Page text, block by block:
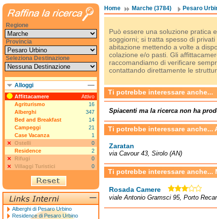
Home Marche (3784) Pesaro
Può essere una soluzione pratica
soggiorni; si tratta spesso di
abitazione mettendo a volte a
colazione e/o pasti. Gli
raccomandiamo di verificare
contattando direttamente le
Ti potrebbe interessare anche...
Spiacenti ma la ricerca non ha
Ti potrebbe interessare anche...
Zaratan
via Cavour 43, Sirolo (AN)
Ti potrebbe interessare anche...
Rosada Camere
viale Antonio Gramsci 95, Porto
Regione
Provincia
Seleziona Destinazione
Alloggi
Affittacamere
Attivo
Agriturismo
16
Alberghi
347
Bed and Breakfast
14
Campeggi
21
Case Vacanza
1
Ostelli
0
Residence
2
Rifugi
0
Villaggi Turistici
0
Alberghi di Pesaro Urbino
Residence di Pesaro Urbino